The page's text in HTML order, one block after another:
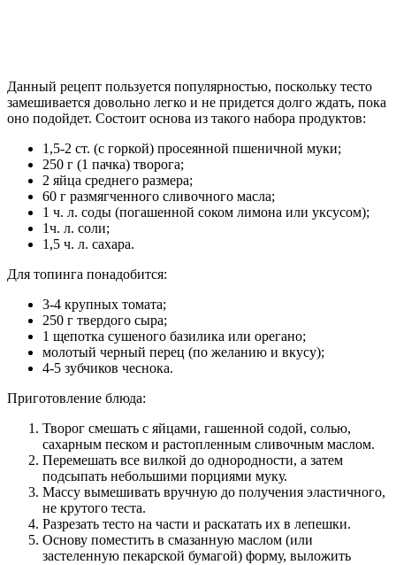
Данный рецепт пользуется популярностью, поскольку тесто
замешивается довольно легко и не придется долго ждать, пока
оно подойдет. Состоит основа из такого набора продуктов:
1,5-2 ст. (с горкой) просеянной пшеничной муки;
250 г (1 пачка) творога;
2 яйца среднего размера;
60 г размягченного сливочного масла;
1 ч. л. соды (погашенной соком лимона или уксусом);
1ч. л. соли;
1,5 ч. л. сахара.
Для топинга понадобится:
3-4 крупных томата;
250 г твердого сыра;
1 щепотка сушеного базилика или орегано;
молотый черный перец (по желанию и вкусу);
4-5 зубчиков чеснока.
Приготовление блюда:
Творог смешать с яйцами, гашенной содой, солью,
сахарным песком и растопленным сливочным маслом.
Перемешать все вилкой до однородности, а затем
подсыпать небольшими порциями муку.
Массу вымешивать вручную до получения эластичного,
не крутого теста.
Разрезать тесто на части и раскатать их в лепешки.
Основу поместить в смазанную маслом (или
застеленную пекарской бумагой) форму, выложить